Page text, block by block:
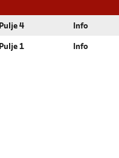
Pulje 4 Info
Pulje 1 Info